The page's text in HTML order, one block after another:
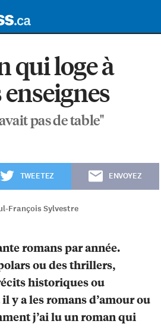
qui loge à
pas de table"
TWEETEZ ENVOYEZ
François Sylvestre
romans par année.
ou des thrillers,
historiques ou
y a les romans d’amour ou
j’ai lu un roman qui